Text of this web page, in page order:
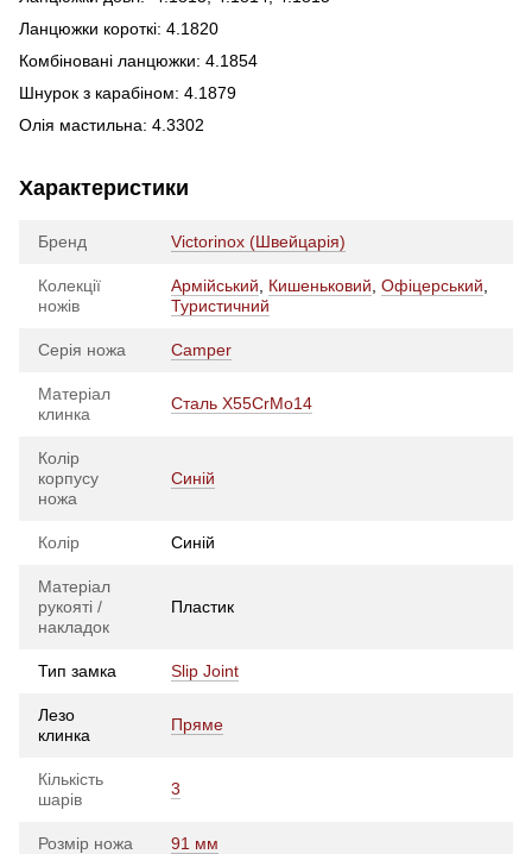
Ланцюжки короткі: 4.1820
Комбіновані ланцюжки: 4.1854
Шнурок з карабіном: 4.1879
Олія мастильна: 4.3302
Характеристики
Бренд Victorinox (Швейцарія)
Колекції
ножів
Армійський Кишеньковий Офіцерський
Туристичний
Серія ножа Camper
Матеріал
клинка
Сталь X55CrMo14
Колір
корпусу
ножа
Синій
Колір Синій
Матеріал
рукояті /
накладок
Пластик
Тип замка Slip Joint
Лезо
клинка
Пряме
Кількість
шарів
3
Розмір ножа 91 мм